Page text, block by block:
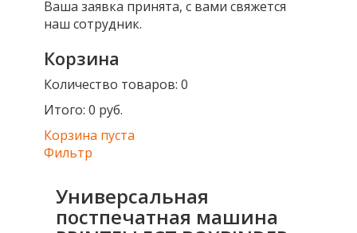
Ваша заявка принята, с вами свяжется
наш сотрудник.
Корзина
Количество товаров: 0
Итого: 0 руб.
Корзина пуста
Фильтр
Универсальная
постпечатная машина